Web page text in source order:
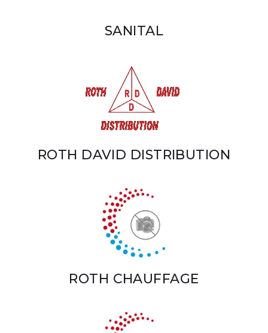
SANITAL
ROTH DAVID DISTRIBUTION
ROTH CHAUFFAGE